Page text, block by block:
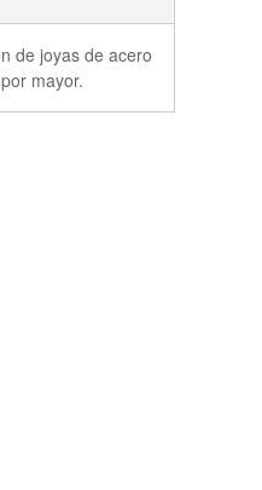
de joyas de acero
mayor.